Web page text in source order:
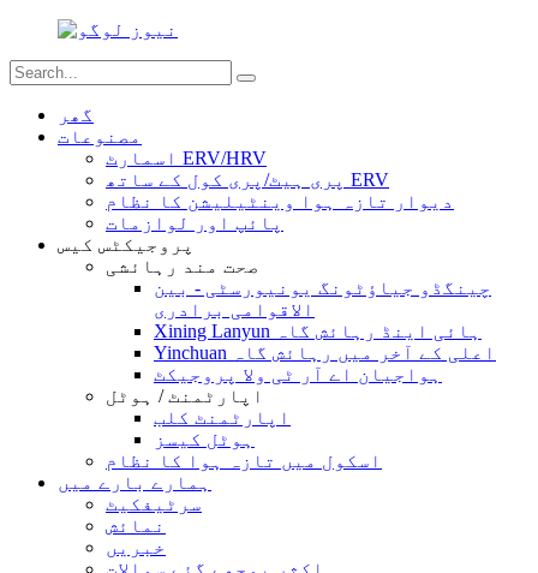
گھر
مصنوعات
اسمارٹ ERV/HRV
پری ہیٹ/پری کول کے ساتھ ERV
دیوار تازہ ہوا وینٹیلیشن کا نظام
پائپ اور لوازمات
پروجیکٹس کیس
صحت مند رہائشی
چینگڈو جیاؤٹونگ یونیورسٹی - بین
الاقوامی برادری
Xining Lanyun ہائی اینڈ رہائش گاہ
Yinchuan اعلی کے آخر میں رہائش گاہ
ہواجیان اے آر ٹی ولا پروجیکٹ
اپارٹمنٹ / ہوٹل
اپارٹمنٹ کلب
ہوٹل کیسز
اسکول میں تازہ ہوا کا نظام
ہمارے بارے میں
سرٹیفکیٹ
نمائش
خبریں
اکثر پوچھے گئے سوالات